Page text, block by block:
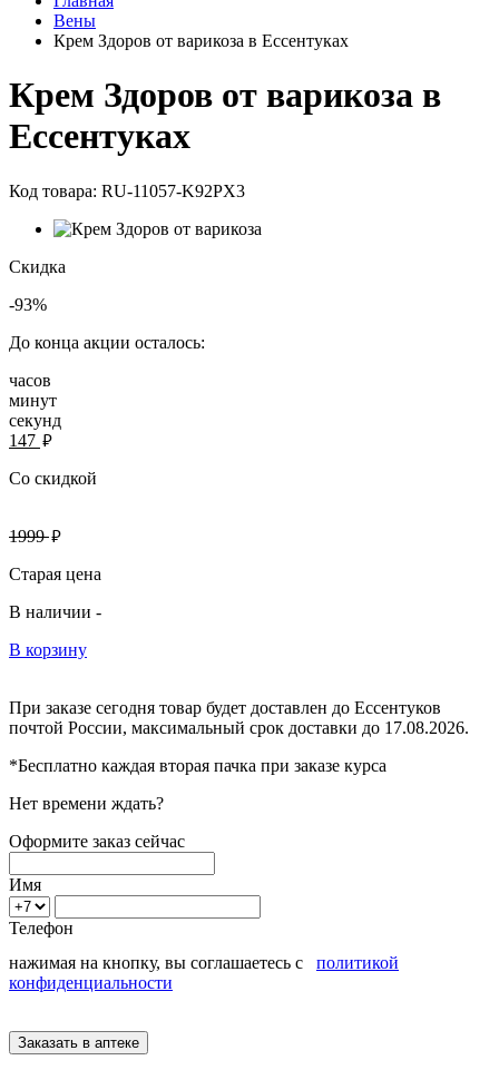
Вены
Крем Здоров от варикоза в Ессентуках
Крем Здоров от варикоза в
Ессентуках
Код товара: RU-11057-K92PX3
Скидка
-93%
До конца акции осталось:
часов
минут
секунд
147 руб.
Со скидкой
1999руб.
Старая цена
В наличии -
В корзину
При заказе сегодня товар будет доставлен до Ессентуков
почтой России, максимальный срок доставки до 17.08.2026.
*Бесплатно каждая вторая пачка при заказе курса
Нет времени ждать?
Оформите заказ сейчас
Имя
Телефон
нажимая на кнопку, вы соглашаетесь с политикой
конфиденциальности